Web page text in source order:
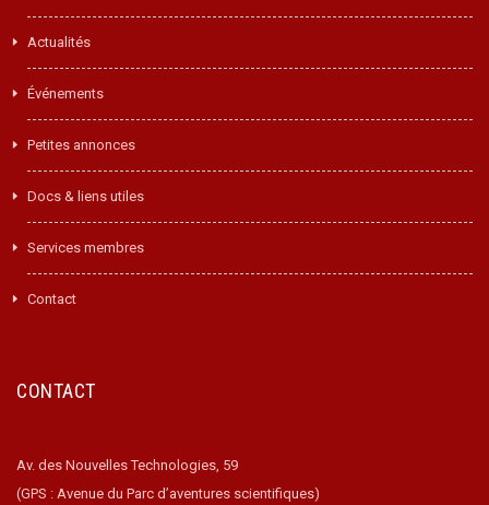
Actualités
Événements
Petites annonces
Docs & liens utiles
Services membres
Contact
CONTACT
Av. des Nouvelles Technologies, 59
(GPS : Avenue du Parc d’aventures scientifiques)